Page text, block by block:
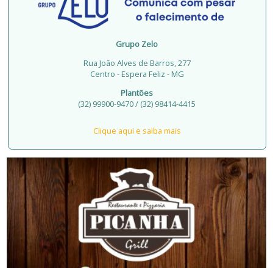
Grupo Zelo
Rua João Alves de Barros, 277
Centro - Espera Feliz - MG
Plantões
(32) 99900-9470 / (32) 98414-4415
Clique aqui e saiba mais